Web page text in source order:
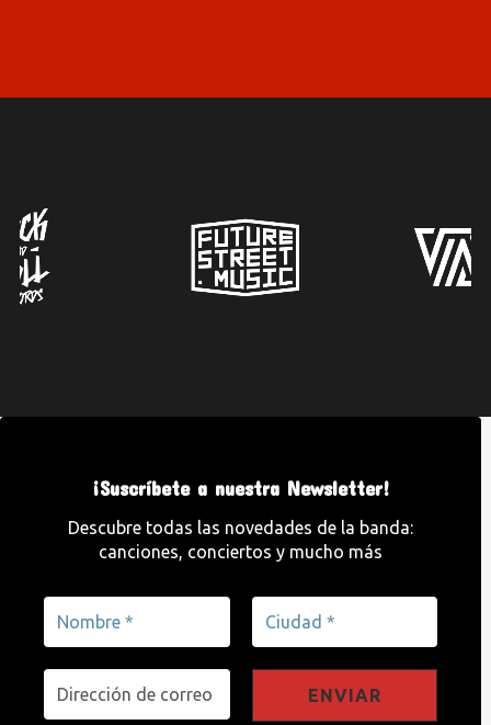
¡Suscríbete a nuestra Newsletter!
Descubre todas las novedades de la banda:
canciones, conciertos y mucho más